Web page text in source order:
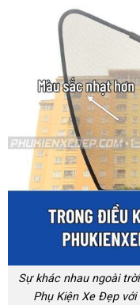
Sự khác nhau ngoài
Phụ Kiện Xe Đẹp